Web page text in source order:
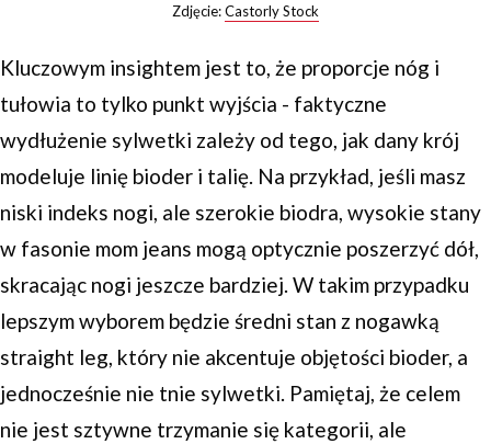
Zdjęcie:Castorly Stock
Kluczowym insightem jest to, że proporcje nóg i
tułowia to tylko punkt wyjścia - faktyczne
wydłużenie sylwetki zależy od tego, jak dany krój
modeluje linię bioder i talię. Na przykład, jeśli masz
niski indeks nogi, ale szerokie biodra, wysokie stany
w fasonie mom jeans mogą optycznie poszerzyć dół,
skracając nogi jeszcze bardziej. W takim przypadku
lepszym wyborem będzie średni stan z nogawką
straight leg, który nie akcentuje objętości bioder, a
jednocześnie nie tnie sylwetki. Pamiętaj, że celem
nie jest sztywne trzymanie się kategorii, ale